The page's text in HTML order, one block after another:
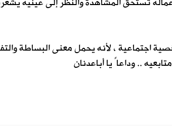
اجتماعية ، لأنه يحمل معنى البساطة
.. وداعاً يا أباعدنان